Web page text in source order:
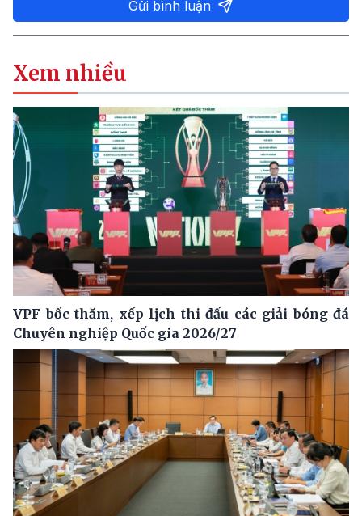
Gửi bình luận
Xem nhiều
VPF bốc thăm, xếp lịch thi đấu các giải bóng đá
Chuyên nghiệp Quốc gia 2026/27